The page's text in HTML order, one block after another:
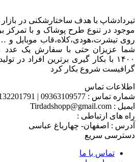
تیردادشاپ با هدف ساختارشکنی در
موجود در تنوع طرح پوشاک و با
روی تیشرت،هودی،کلاه،قاب موبایل و
شما عزیزان حتی با سفارش یک عدد
۱۴۰۰ با بکار گیری برترین افراد در
گرافیست شروع بکار کرد
اطلاعات تماس
شماره تماس : 09363109577 | 03132201791
ایمیل : Tirdadshopp@gmail.com
راه های ارتباطی :
آدرس : اصفهان- چهارباغ عباسی
دسترسی سریع
تماس با ما